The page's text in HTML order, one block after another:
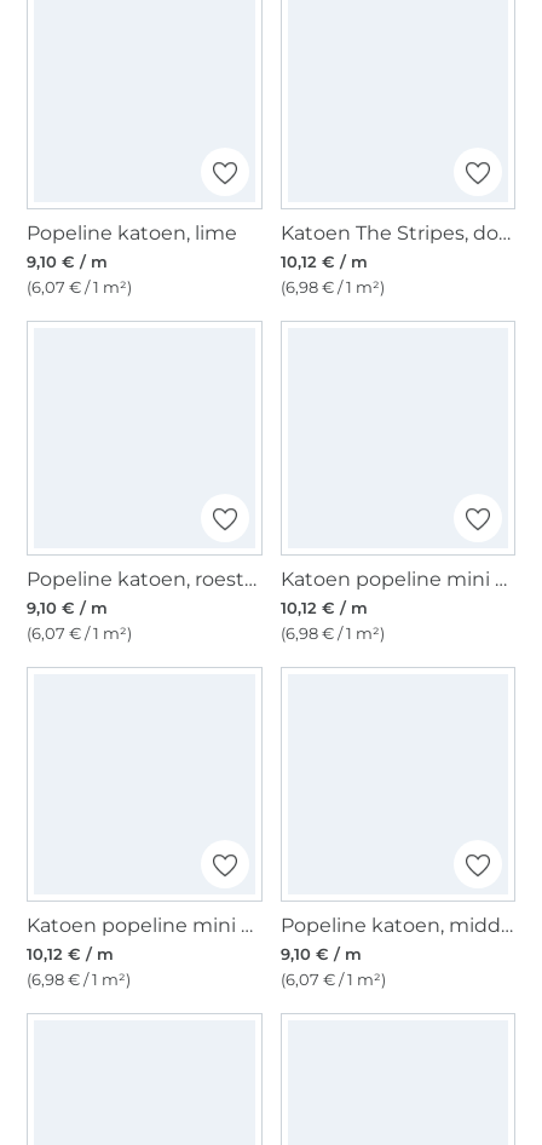
Popeline katoen, lime
9,10 € / m
(6,07 € / 1 m²)
Katoen The Stripes, donkerblauw
10,12 € / m
(6,98 € / 1 m²)
Popeline katoen, roestbruin
9,10 € / m
(6,07 € / 1 m²)
Katoen popeline mini hearts, lichtblauw
10,12 € / m
(6,98 € / 1 m²)
Katoen popeline mini hearts, vaalolijfgroen
10,12 € / m
(6,98 € / 1 m²)
Popeline katoen, middengroen
9,10 € / m
(6,07 € / 1 m²)